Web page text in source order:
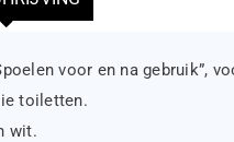
voor en na gebruik”,
toiletten.
wit.